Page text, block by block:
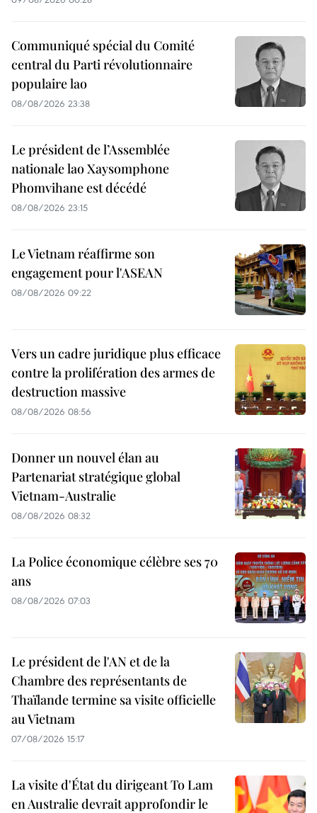
Communiqué spécial du Comité
central du Parti révolutionnaire
populaire lao
08/08/2026 23:38
Le président de l’Assemblée
nationale lao Xaysomphone
Phomvihane est décédé
08/08/2026 23:15
Le Vietnam réaffirme son
engagement pour l'ASEAN
08/08/2026 09:22
Vers un cadre juridique plus efficace
contre la prolifération des armes de
destruction massive
08/08/2026 08:56
Donner un nouvel élan au
Partenariat stratégique global
Vietnam-Australie
08/08/2026 08:32
La Police économique célèbre ses 70
ans
08/08/2026 07:03
Le président de l'AN et de la
Chambre des représentants de
Thaïlande termine sa visite officielle
au Vietnam
07/08/2026 15:17
La visite d'État du dirigeant To Lam
en Australie devrait approfondir le